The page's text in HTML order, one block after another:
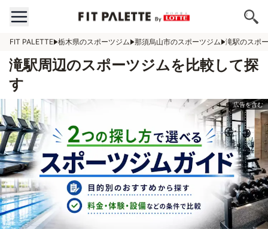
FIT PALETTE 栃木県のスポーツジム 那須烏山市のスポーツジム 滝駅のスポ
滝駅周辺のスポーツジムを比較して探
す